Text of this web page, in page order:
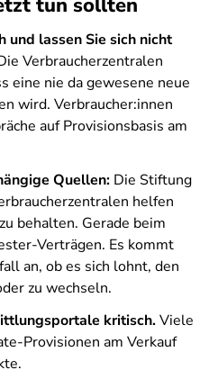
tun sollten
und lassen Sie sich nicht
Verbraucherzentralen
eine nie da gewesene neue
wird. Verbraucher:innen
auf Provisionsbasis am
Quellen: Die Stiftung
helfen
behalten. Gerade beim
Verträgen. Es kommt
an, ob es sich lohnt, den
zu wechseln.
kritisch.Viele
Provisionen am Verkauf